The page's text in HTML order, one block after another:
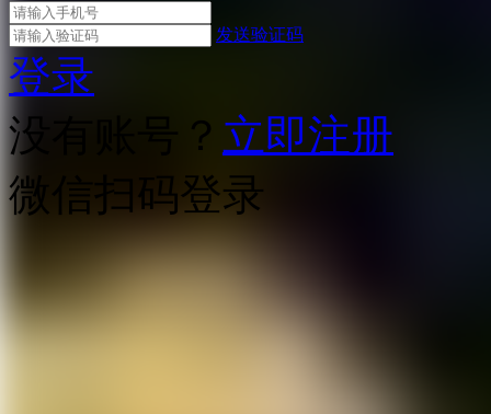
发送验证码
登录
没有账号？ 立即注册
微信扫码登录